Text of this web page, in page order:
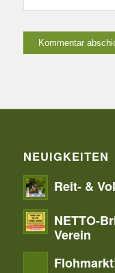
NEUIGKEITEN
Reit- &
NETTO-
Verein